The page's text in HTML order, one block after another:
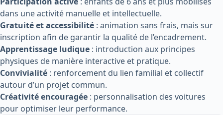
dans une activité manuelle et intellectuelle.
Gratuité et accessibilité : animation sans frais, mais sur
inscription afin de garantir la qualité de l’encadrement.
Apprentissage ludique : introduction aux principes
physiques de manière interactive et pratique.
Convivialité : renforcement du lien familial et collectif
autour d’un projet commun.
Créativité encouragée : personnalisation des voitures
pour optimiser leur performance.